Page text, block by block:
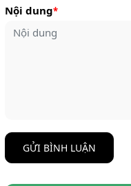
Nội dung*
GỬI BÌNH LUẬN